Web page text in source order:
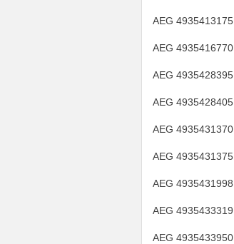
AEG 4935413175.
AEG 4935416770.
AEG 4935428395.
AEG 4935428405.
AEG 4935431370.
AEG 4935431375.
AEG 4935431998.
AEG 4935433319.
AEG 4935433950.